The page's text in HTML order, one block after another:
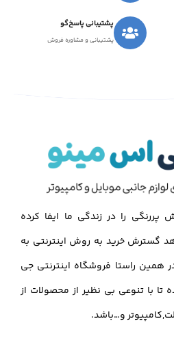
پشتیبانی پاسخ‌گو
پشتیبانی و مشاوره فروش
پررنگی را در زندگی ما ایفا کرده
خرید به روش اینترنتی به
همین راستا فروشگاه اینترنتی جی
با تنوعی بی نظیر از محصولات از
و…باشد.